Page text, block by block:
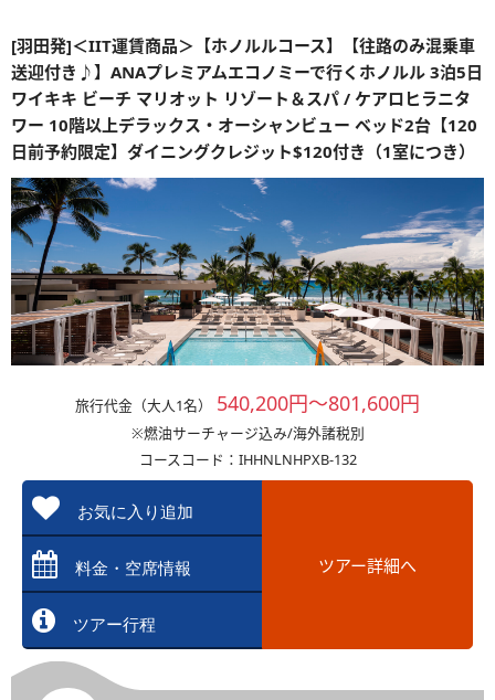
[羽田発]＜IIT運賃商品＞【ホノルルコース】【往路のみ混乗車
送迎付き♪】ANAプレミアムエコノミーで行くホノルル 3泊5日
ワイキキ ビーチ マリオット リゾート＆スパ / ケアロヒラニタ
ワー 10階以上デラックス・オーシャンビュー ベッド2台【120
日前予約限定】ダイニングクレジット$120付き（1室につき）
旅行代金（大人1名） 540,200円～801,600円
※燃油サーチャージ込み/海外諸税別
コースコード：IHHNLNHPXB-132
お気に入り追加
料金・空席情報
ツアー行程
ツアー詳細へ